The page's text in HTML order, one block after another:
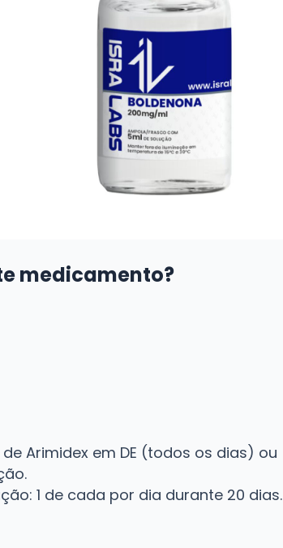
medicamento?
Arimidex em DE (todos os dias) ou
1 de cada por dia durante 20 dias.